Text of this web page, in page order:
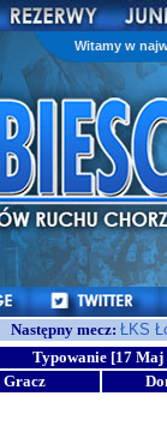
Witamy w
Następny mecz: ŁKS
Typowanie [17 Maj
Gracz